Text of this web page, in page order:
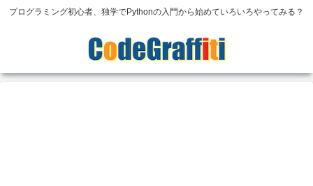
プログラミング初心者、独学でPythonの入門から始めていろいろやってみる？